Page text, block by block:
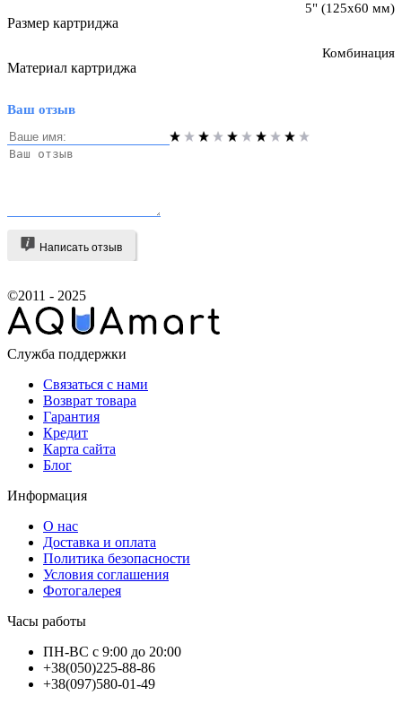
Размер картриджа
5" (125х60 мм)
Материал картриджа
Комбинация
Ваш отзыв
Написать отзыв
©2011 - 2025
Служба поддержки
Связаться с нами
Возврат товара
Гарантия
Кредит
Карта сайта
Блог
Информация
О нас
Доставка и оплата
Политика безопасности
Условия соглашения
Фотогалерея
Часы работы
ПН-ВС с 9:00 до 20:00
+38(050)225-88-86
+38(097)580-01-49